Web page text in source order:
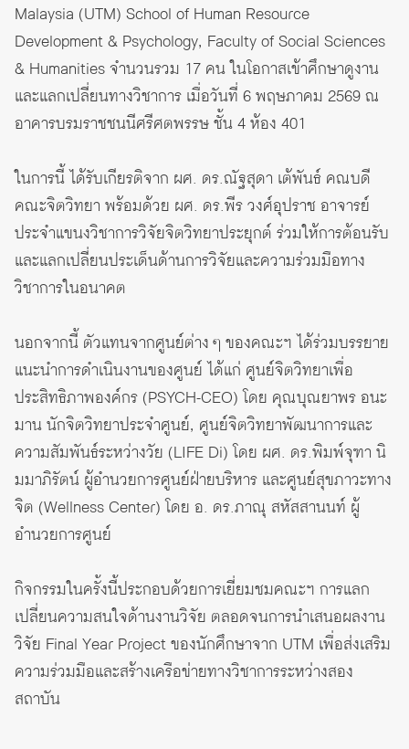
Malaysia (UTM) School of Human Resource
Development & Psychology, Faculty of Social Sciences
& Humanities จำนวนรวม 17 คน ในโอกาสเข้าศึกษาดูงาน
และแลกเปลี่ยนทางวิชาการ เมื่อวันที่ 6 พฤษภาคม 2569 ณ
อาคารบรมราชชนนีศรีศตพรรษ ชั้น 4 ห้อง 401
ในการนี้ ได้รับเกียรติจาก ผศ. ดร.ณัฐสุดา เต้พันธ์ คณบดี
คณะจิตวิทยา พร้อมด้วย ผศ. ดร.พีร วงศ์อุปราช อาจารย์
ประจำแขนงวิชาการวิจัยจิตวิทยาประยุกต์ ร่วมให้การต้อนรับ
และแลกเปลี่ยนประเด็นด้านการวิจัยและความร่วมมือทาง
วิชาการในอนาคต
นอกจากนี้ ตัวแทนจากศูนย์ต่าง ๆ ของคณะฯ ได้ร่วมบรรยาย
แนะนำการดำเนินงานของศูนย์ ได้แก่ ศูนย์จิตวิทยาเพื่อ
ประสิทธิภาพองค์กร (PSYCH-CEO) โดย คุณบุณยาพร อนะ
มาน นักจิตวิทยาประจำศูนย์, ศูนย์จิตวิทยาพัฒนาการและ
ความสัมพันธ์ระหว่างวัย (LIFE Di) โดย ผศ. ดร.พิมพ์จุฑา นิ
มมาภิรัตน์ ผู้อำนวยการศูนย์ฝ่ายบริหาร และศูนย์สุขภาวะทาง
จิต (Wellness Center) โดย อ. ดร.ภาณุ สหัสสานนท์ ผู้
อำนวยการศูนย์
กิจกรรมในครั้งนี้ประกอบด้วยการเยี่ยมชมคณะฯ การแลก
เปลี่ยนความสนใจด้านงานวิจัย ตลอดจนการนำเสนอผลงาน
วิจัย Final Year Project ของนักศึกษาจาก UTM เพื่อส่งเสริม
ความร่วมมือและสร้างเครือข่ายทางวิชาการระหว่างสอง
สถาบัน